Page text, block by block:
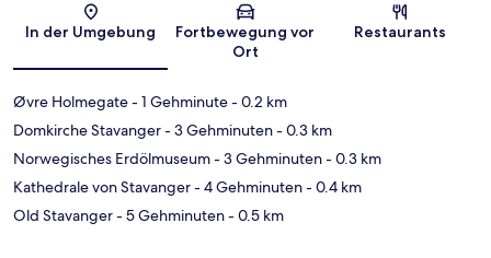
Karte
In der Umgebung
Fortbewegung vor
Ort
Restaurants
Øvre Holmegate- 1 Gehminute- 0.2 km
Domkirche Stavanger- 3 Gehminuten- 0.3 km
Norwegisches Erdölmuseum- 3 Gehminuten- 0.3 km
Kathedrale von Stavanger- 4 Gehminuten- 0.4 km
Old Stavanger- 5 Gehminuten- 0.5 km